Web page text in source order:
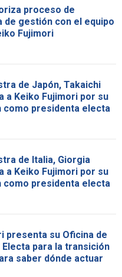
proceso de
gestión con el equipo
Fujimori
de Japón, Takaichi
a Keiko Fujimori por su
como presidenta electa
de Italia, Giorgia
a Keiko Fujimori por su
como presidenta electa
presenta su Oficina de
Electa para la transición
saber dónde actuar